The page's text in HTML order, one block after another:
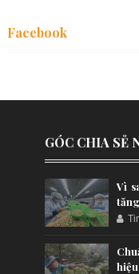
Facebook
GÓC CHIA SẺ
Vì